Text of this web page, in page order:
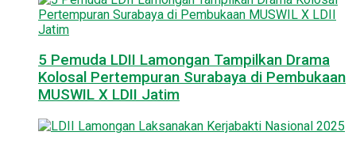
5 Pemuda LDII Lamongan Tampilkan Drama
Kolosal Pertempuran Surabaya di Pembukaan
MUSWIL X LDII Jatim